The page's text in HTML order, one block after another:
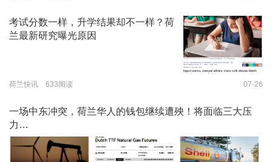
考试分数一样，升学结果却不一样？荷
兰最新研究曝光原因
荷兰快讯 633阅读 07-26
一场中东冲突，荷兰华人的钱包继续遭殃！将面临三大压
力…